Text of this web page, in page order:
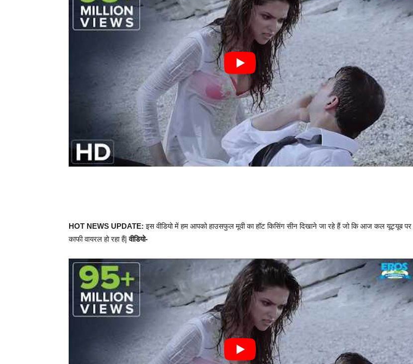
HOT NEWS UPDATE: इस वीडियो में हम आपको हाउसफुल मूवी का हॉट किसिंग सीन दिखाने जा रहे हैं जो कि आज कल यूट्यूब पर
काफी वायरल हो रहा हैं|वीडियो-